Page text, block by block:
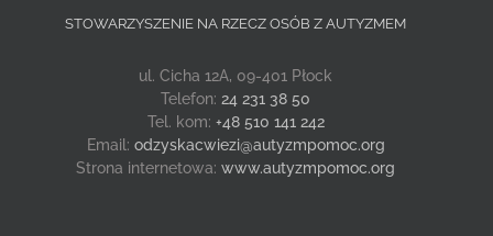
STOWARZYSZENIE NA RZECZ OSÓB Z AUTYZMEM
ul. Cicha 12A, 09-401 Płock
Telefon: 24 231 38 50
Tel. kom: +48 510 141 242
Email: odzyskacwiezi@autyzmpomoc.org
Strona internetowa: www.autyzmpomoc.org